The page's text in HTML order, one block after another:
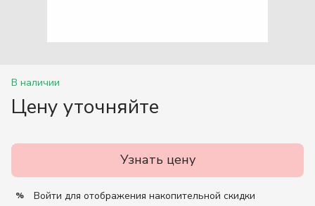
В наличии
Цену уточняйте
Узнать цену
% Войти для отображения накопительной скидки